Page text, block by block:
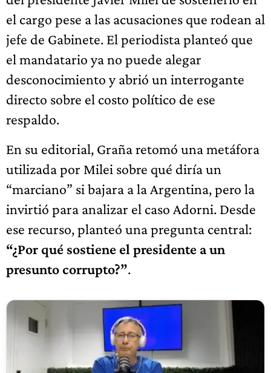
el cargo pese a las acusaciones que rodean al
jefe de Gabinete. El periodista planteó que
el mandatario ya no puede alegar
desconocimiento y abrió un interrogante
directo sobre el costo político de ese
respaldo.
En su editorial, Graña retomó una metáfora
utilizada por Milei sobre qué diría un
“marciano” si bajara a la Argentina, pero la
invirtió para analizar el caso Adorni. Desde
ese recurso, planteó una pregunta central:
“¿Por qué sostiene el presidente a un
presunto corrupto?”.